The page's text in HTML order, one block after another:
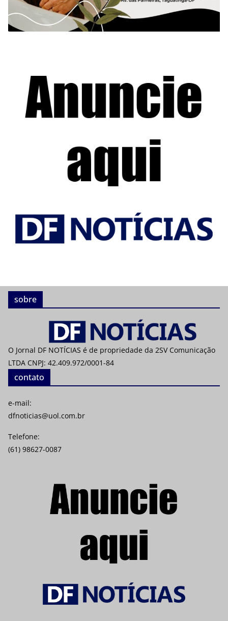
sobre
O Jornal DF NOTÍCIAS é de propriedade da 2SV Comunicação
LTDA CNPJ: 42.409.972/0001-84
contato
e-mail:
dfnoticias@uol.com.br
Telefone:
(61) 98627-0087